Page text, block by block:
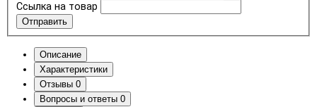
Ссылка на товар
Отправить
Описание
Характеристики
Отзывы 0
Вопросы и ответы 0